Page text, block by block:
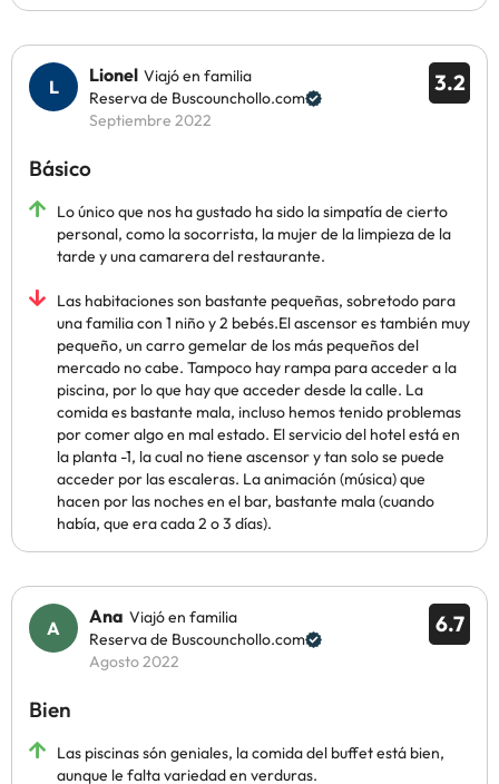
3.2
Lionel Viajó en familia
Reserva de Buscounchollo.com
Septiembre 2022
Básico
Lo único que nos ha gustado ha sido la simpatía de cierto
personal, como la socorrista, la mujer de la limpieza de la
tarde y una camarera del restaurante.
Las habitaciones son bastante pequeñas, sobretodo para
una familia con 1 niño y 2 bebés.El ascensor es también muy
pequeño, un carro gemelar de los más pequeños del
mercado no cabe. Tampoco hay rampa para acceder a la
piscina, por lo que hay que acceder desde la calle. La
comida es bastante mala, incluso hemos tenido problemas
por comer algo en mal estado. El servicio del hotel está en
la planta -1, la cual no tiene ascensor y tan solo se puede
acceder por las escaleras. La animación (música) que
hacen por las noches en el bar, bastante mala (cuando
había, que era cada 2 o 3 días).
6.7
Ana Viajó en familia
Reserva de Buscounchollo.com
Agosto 2022
Bien
Las piscinas són geniales, la comida del buffet está bien,
aunque le falta variedad en verduras.